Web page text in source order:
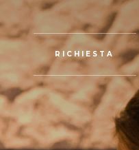
RICHIESTA